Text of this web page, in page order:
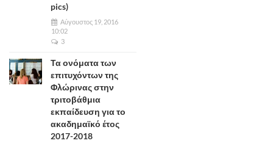
pics)
Αύγουστος 19, 2016
10:02
3
Τα ονόματα των
επιτυχόντων της
Φλώρινας στην
τριτοβάθμια
εκπαίδευση για το
ακαδημαϊκό έτος
2017-2018